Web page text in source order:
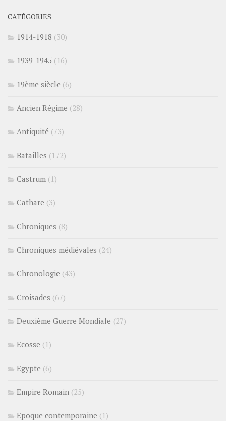
CATÉGORIES
1914-1918 (30)
1939-1945 (16)
19ème siècle (6)
Ancien Régime (28)
Antiquité (73)
Batailles (172)
Castrum (1)
Cathare (3)
Chroniques (8)
Chroniques médiévales (24)
Chronologie (43)
Croisades (67)
Deuxième Guerre Mondiale (27)
Ecosse (1)
Egypte (6)
Empire Romain (25)
Epoque contemporaine (1)